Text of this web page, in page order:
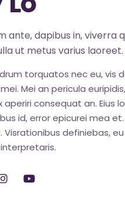
ante, dapibus in, viverra
ut metus varius
torquatos nec eu, vis
Mei an pericula
aperiri consequat an. Eius
id, error epicurei mea
definiebas,